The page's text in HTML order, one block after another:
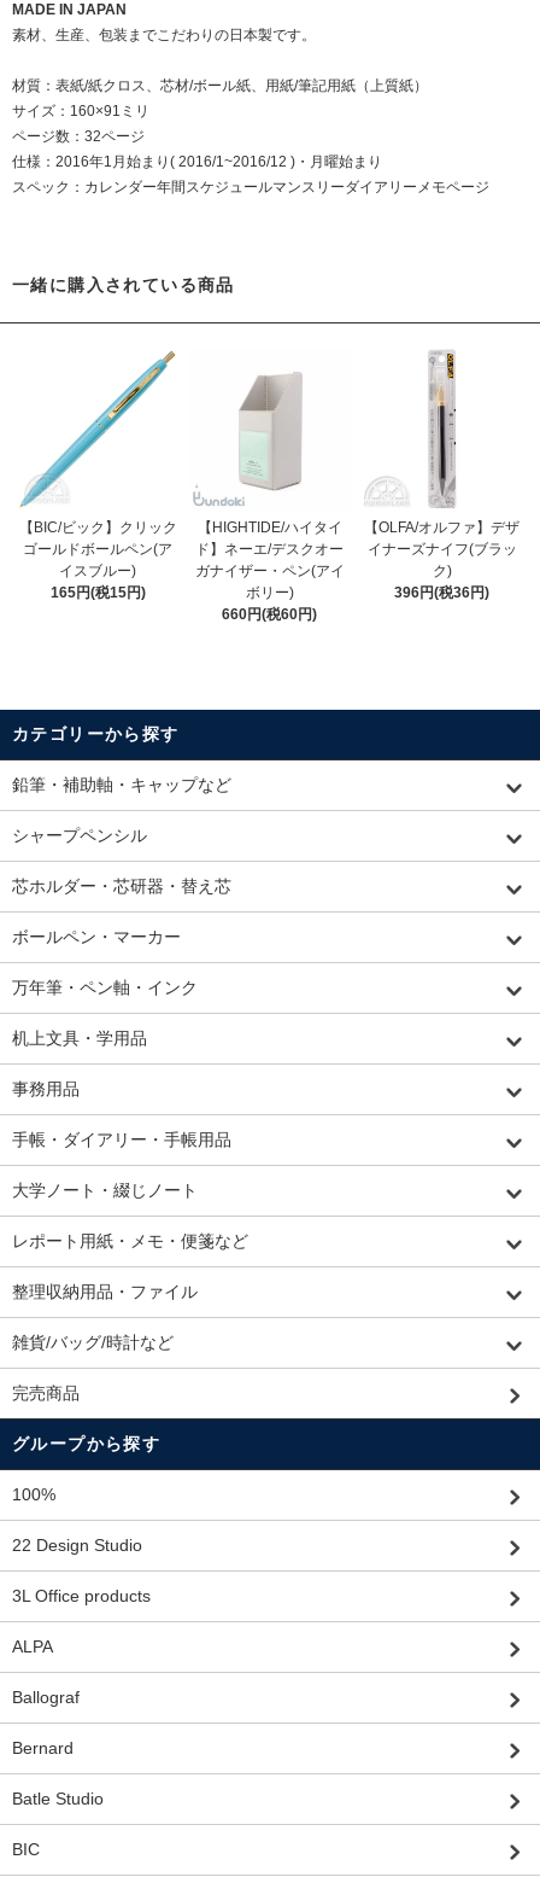
MADE IN JAPAN
素材、生産、包装までこだわりの日本製です。
材質：表紙/紙クロス、芯材/ボール紙、用紙/筆記用紙（上質紙）
サイズ：160×91ミリ
ページ数：32ページ
仕様：2016年1月始まり( 2016/1~2016/12 )・月曜始まり
スペック： カレンダー年間スケジュールマンスリーダイアリー メモページ
一緒に購入されている商品
【BIC/ビック】クリック
ゴールドボールペン(ア
イスブルー)
165円(税15円)
【HIGHTIDE/ハイタイ
ド】ネーエ/デスクオー
ガナイザー・ペン(アイ
ボリー)
660円(税60円)
【OLFA/オルファ】デザ
イナーズナイフ(ブラッ
ク)
396円(税36円)
カテゴリーから探す
鉛筆・補助軸・キャップなど
シャープペンシル
芯ホルダー・芯研器・替え芯
ボールペン・マーカー
万年筆・ペン軸・インク
机上文具・学用品
事務用品
手帳・ダイアリー・手帳用品
大学ノート・綴じノート
レポート用紙・メモ・便箋など
整理収納用品・ファイル
雑貨/バッグ/時計など
完売商品
グループから探す
100%
22 Design Studio
3L Office products
ALPA
Ballograf
Bernard
Batle Studio
BIC